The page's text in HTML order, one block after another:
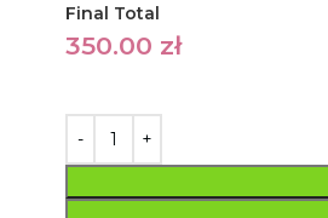
Final Total
350.00 zł